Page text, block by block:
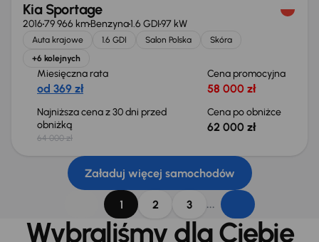
Kia Sportage
201679 966 kmBenzyna1.6 GDI97 kW
Auta krajowe 1.6 GDI Salon Polska
Skóra
+6 kolejnych
Miesięczna rata
od 369 zł
Cena promocyjna
58 000 zł
Najniższa cena z 30 dni przed
obniżką
64 000 zł
Cena po obniżce
62 000 zł
Załaduj więcej samochodów
1 2 3 ...
Wybraliśmy dla Ciebie